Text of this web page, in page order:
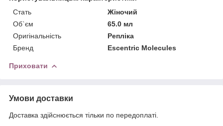
Стать
Жіночий
Об`єм
65.0 мл
Оригінальність
Репліка
Бренд
Escentric Molecules
Приховати
Умови доставки
Доставка здійснюється тільки по передоплаті.